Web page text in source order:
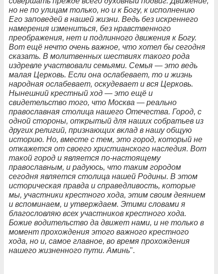
но не по улицам только, но и к Богу, к исполнению
Его заповедей в нашей жизни. Ведь без искреннего
намерения измениться, без нравственного
преображения, нет и подлинного движения к Богу.
Вот ещё нечто очень важное, что хотел бы сегодня
сказать. В молитвенных шествиях такого рода
издревле участвовали семьями. Семья — это ведь
малая Церковь. Если она ослабевает, то и жизнь
народная ослабевает, оскудевает и вся Церковь.
Нынешний крестный ход — это ещё и
свидетельство того, что Москва — реально
православная столица нашего Отечества. Город, с
одной стороны, открытый для наших собратьев из
других религий, признающих вклад в нашу общую
историю. Но, вместе с тем, это город, который не
откажется от своего христианского наследия. Вот
такой город и является по-настоящему
православным, и радуюсь, что таким городом
сегодня является столица нашей Родины. В этом
историческая правда и справедливость, которые
мы, участники крестного хода, этим своим деянием
и вспоминаем, и утверждаем. Этими словами я
благословляю всех участников крестного хода.
Божие водительство да движет нами, и не только в
момент прохождения этого важного крестного
хода, но и, самое главное, во время прохождения
нашего жизненного пути. Аминь".